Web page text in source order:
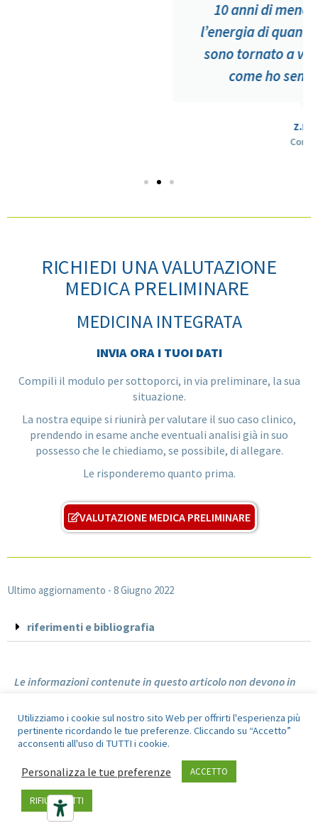
10 anni di meno, ho ritrovato
l’energia di quando ero ragazzo e
sono tornato a vivere la mia vita
come ho sempre voluto.
RICHIEDI UNA VALUTAZIONE
MEDICA PRELIMINARE
MEDICINA INTEGRATA
INVIA ORA I TUOI DATI
Compili il modulo per sottoporci, in via preliminare, la sua
situazione.
La nostra equipe si riunirà per valutare il suo caso clinico,
prendendo in esame anche eventuali analisi già in suo
possesso che le chiediamo, se possibile, di allegare.
Le risponderemo quanto prima.
VALUTAZIONE MEDICA PRELIMINARE
Ultimo aggiornamento - 8 Giugno 2022
riferimenti e bibliografia
Le informazioni contenute in questo articolo non devono in
raccomanda al contrario di chiedere il parere del proprio
medico prima di mettere in pratica qualsiasi consiglio od
indicazione riportata.
Utilizziamo i cookie sul nostro sito Web per offrirti l'esperienza più
pertinente ricordando le tue preferenze. Cliccando su “Accetto”
acconsenti all'uso di TUTTI i cookie.
Personalizza le tue preferenze ACCETTO
RIFIUTA TUTTI